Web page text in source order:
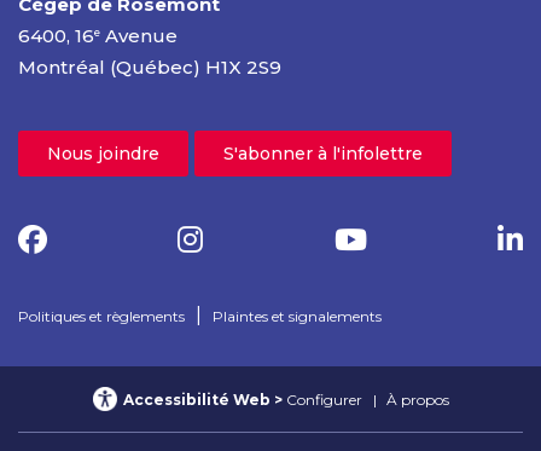
6400, 16e Avenue
Montréal (Québec) H1X 2S9
Nous joindre S'abonner à l'infolettre
Politiques et règlements Plaintes et signalements
Accessibilité Web Configurer À propos